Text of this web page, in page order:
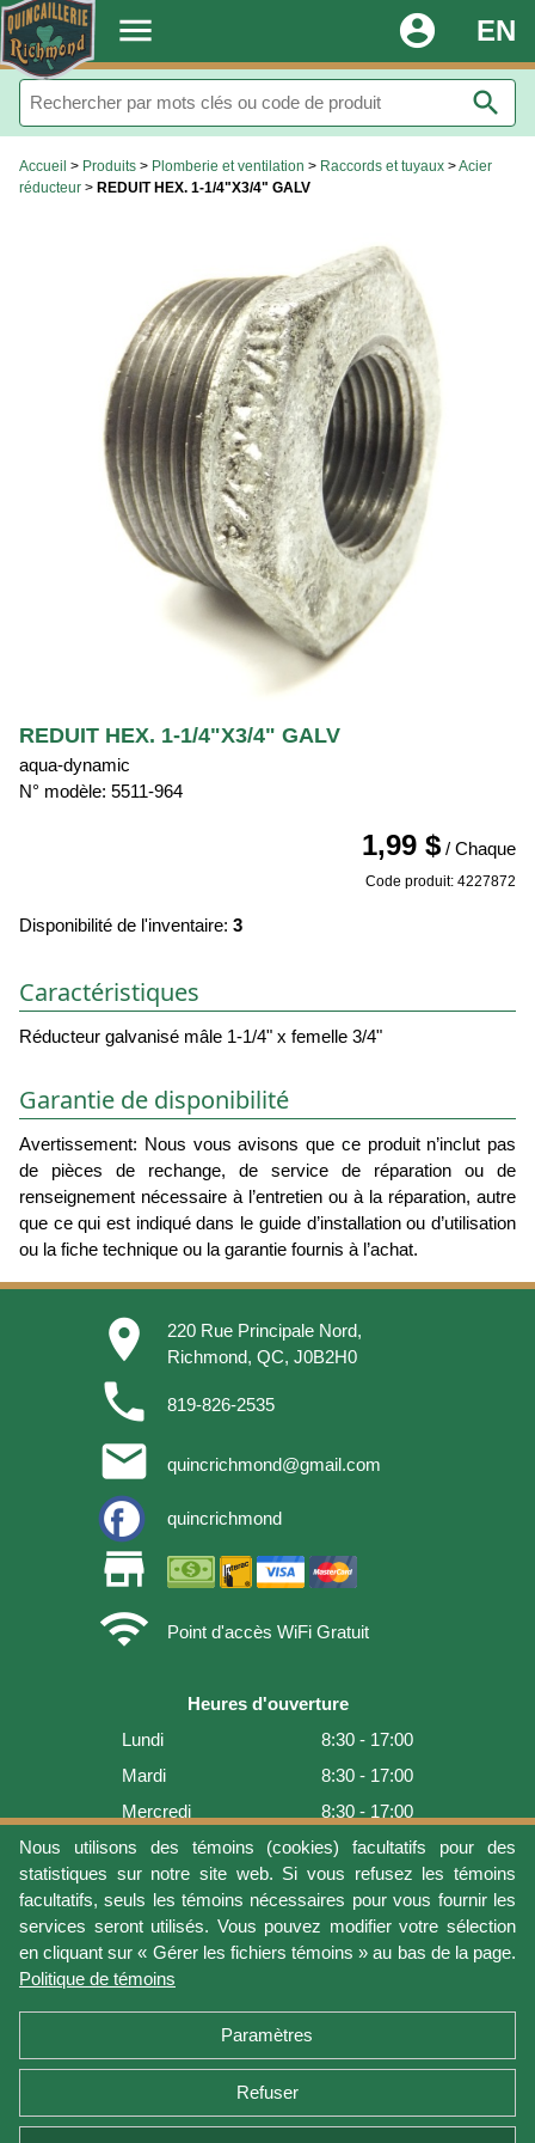
. menu EN
account_circle
search
Nous utilisons des témoins (cookies) facultatifs pour des
statistiques sur notre site web. Si vous refusez les témoins
facultatifs, seuls les témoins nécessaires pour vous fournir les
services seront utilisés. Vous pouvez modifier votre sélection
en cliquant sur « Gérer les fichiers témoins » au bas de la page.
Politique de témoins
Paramètres
Refuser
Accueil > Produits > Plomberie et ventilation > Raccords et tuyaux >Acier
réducteur > REDUIT HEX. 1-1/4"X3/4" GALV
REDUIT HEX. 1-1/4"X3/4" GALV
aqua-dynamic
N° modèle: 5511-964
1,99 $ / Chaque
Code produit: 4227872
Disponibilité de l'inventaire: 3
Caractéristiques
Réducteur galvanisé mâle 1-1/4" x femelle 3/4"
Garantie de disponibilité
Avertissement: Nous vous avisons que ce produit n’inclut pas
de pièces de rechange, de service de réparation ou de
renseignement nécessaire à l’entretien ou à la réparation, autre
que ce qui est indiqué dans le guide d’installation ou d’utilisation
ou la fiche technique ou la garantie fournis à l’achat.
place
220 Rue Principale Nord,
Richmond, QC, J0B2H0
phone 819-826-2535
email quincrichmond@gmail.com
quincrichmond
store
wifi
Point d'accès WiFi Gratuit
Heures d'ouverture
Lundi
8:30 - 17:00
Mardi
8:30 - 17:00
Mercredi
8:30 - 17:00
Jeudi
8:30 - 17:00
Vendredi
8:30 - 17:00
Samedi
9:00 - 16:00
Dimanche
Fermé